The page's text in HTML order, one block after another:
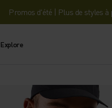
Promos d'été | Plus de styles à
Explore